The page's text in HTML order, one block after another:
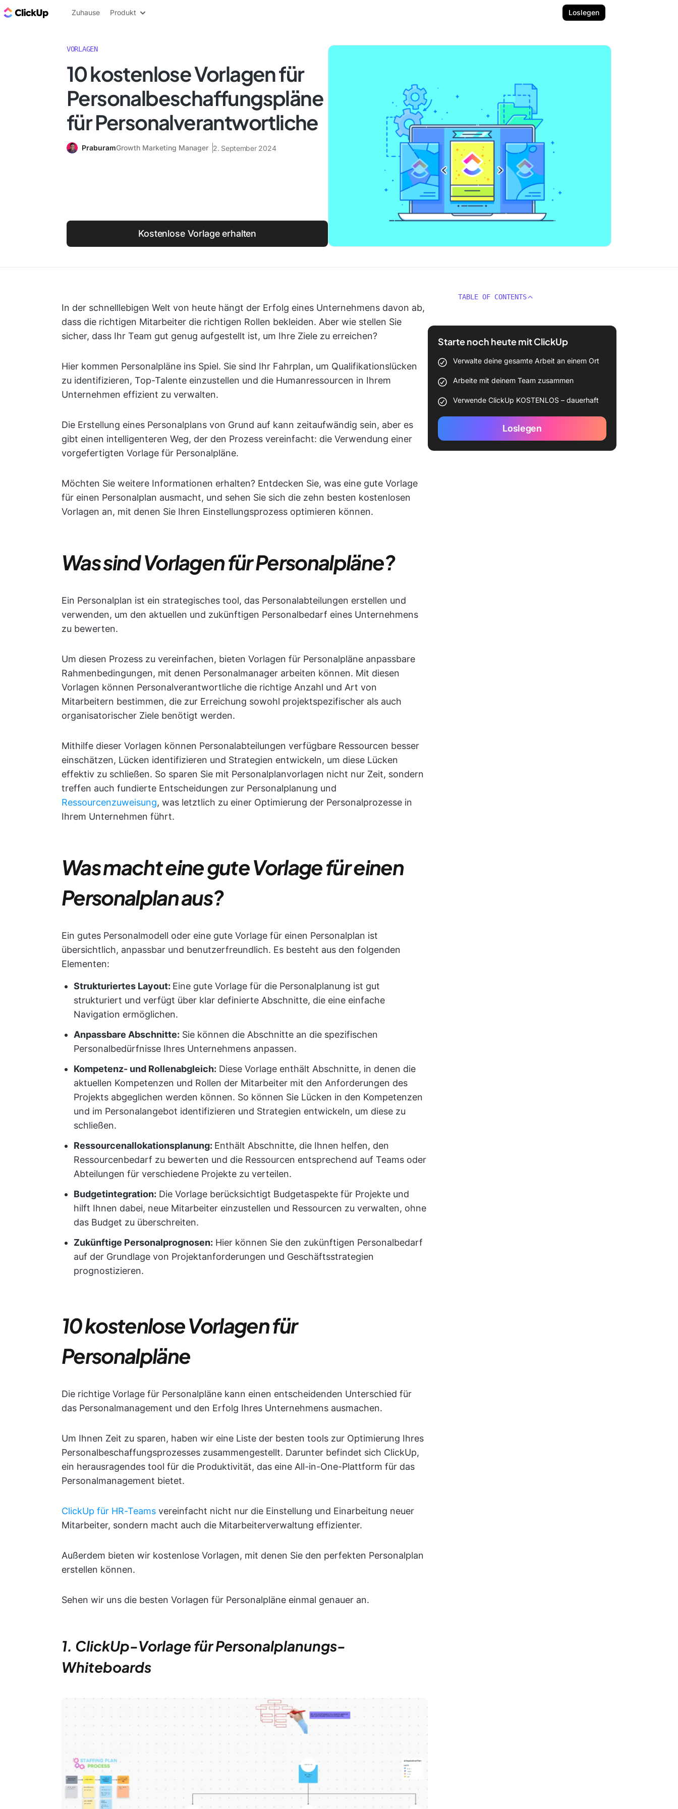
ClickUp Blog
Zuhause Produkt Loslegen
VORLAGEN
10 kostenlose Vorlagen für
Personalbeschaffungspläne
für Personalverantwortliche
PraburamGrowth Marketing Manager 2. September 2024
Kostenlose Vorlage erhalten
In der schnelllebigen Welt von heute hängt der Erfolg eines Unternehmens davon ab,
dass die richtigen Mitarbeiter die richtigen Rollen bekleiden. Aber wie stellen Sie
sicher, dass Ihr Team gut genug aufgestellt ist, um Ihre Ziele zu erreichen?
Hier kommen Personalpläne ins Spiel. Sie sind Ihr Fahrplan, um Qualifikationslücken
zu identifizieren, Top-Talente einzustellen und die Humanressourcen in Ihrem
Unternehmen effizient zu verwalten.
Die Erstellung eines Personalplans von Grund auf kann zeitaufwändig sein, aber es
gibt einen intelligenteren Weg, der den Prozess vereinfacht: die Verwendung einer
vorgefertigten Vorlage für Personalpläne.
Möchten Sie weitere Informationen erhalten? Entdecken Sie, was eine gute Vorlage
für einen Personalplan ausmacht, und sehen Sie sich die zehn besten kostenlosen
Vorlagen an, mit denen Sie Ihren Einstellungsprozess optimieren können.
Was sind Vorlagen für Personalpläne?
Ein Personalplan ist ein strategisches tool, das Personalabteilungen erstellen und
verwenden, um den aktuellen und zukünftigen Personalbedarf eines Unternehmens
zu bewerten.
Um diesen Prozess zu vereinfachen, bieten Vorlagen für Personalpläne anpassbare
Rahmenbedingungen, mit denen Personalmanager arbeiten können. Mit diesen
Vorlagen können Personalverantwortliche die richtige Anzahl und Art von
Mitarbeitern bestimmen, die zur Erreichung sowohl projektspezifischer als auch
organisatorischer Ziele benötigt werden.
Mithilfe dieser Vorlagen können Personalabteilungen verfügbare Ressourcen besser
einschätzen, Lücken identifizieren und Strategien entwickeln, um diese Lücken
effektiv zu schließen. So sparen Sie mit Personalplanvorlagen nicht nur Zeit, sondern
treffen auch fundierte Entscheidungen zur Personalplanung und
Ressourcenzuweisung, was letztlich zu einer Optimierung der Personalprozesse in
Ihrem Unternehmen führt.
Was macht eine gute Vorlage für einen
Personalplan aus?
Ein gutes Personalmodell oder eine gute Vorlage für einen Personalplan ist
übersichtlich, anpassbar und benutzerfreundlich. Es besteht aus den folgenden
Elementen:
Strukturiertes Layout: Eine gute Vorlage für die Personalplanung ist gut
strukturiert und verfügt über klar definierte Abschnitte, die eine einfache
Navigation ermöglichen.
Anpassbare Abschnitte: Sie können die Abschnitte an die spezifischen
Personalbedürfnisse Ihres Unternehmens anpassen.
Kompetenz- und Rollenabgleich: Diese Vorlage enthält Abschnitte, in denen die
aktuellen Kompetenzen und Rollen der Mitarbeiter mit den Anforderungen des
Projekts abgeglichen werden können. So können Sie Lücken in den Kompetenzen
und im Personalangebot identifizieren und Strategien entwickeln, um diese zu
schließen.
Ressourcenallokationsplanung: Enthält Abschnitte, die Ihnen helfen, den
Ressourcenbedarf zu bewerten und die Ressourcen entsprechend auf Teams oder
Abteilungen für verschiedene Projekte zu verteilen.
Budgetintegration: Die Vorlage berücksichtigt Budgetaspekte für Projekte und
hilft Ihnen dabei, neue Mitarbeiter einzustellen und Ressourcen zu verwalten, ohne
das Budget zu überschreiten.
Zukünftige Personalprognosen: Hier können Sie den zukünftigen Personalbedarf
auf der Grundlage von Projektanforderungen und Geschäftsstrategien
prognostizieren.
10 kostenlose Vorlagen für
Personalpläne
Die richtige Vorlage für Personalpläne kann einen entscheidenden Unterschied für
das Personalmanagement und den Erfolg Ihres Unternehmens ausmachen.
Um Ihnen Zeit zu sparen, haben wir eine Liste der besten tools zur Optimierung Ihres
Personalbeschaffungsprozesses zusammengestellt. Darunter befindet sich ClickUp,
ein herausragendes tool für die Produktivität, das eine All-in-One-Plattform für das
Personalmanagement bietet.
ClickUp für HR-Teams vereinfacht nicht nur die Einstellung und Einarbeitung neuer
Mitarbeiter, sondern macht auch die Mitarbeiterverwaltung effizienter.
Außerdem bieten wir kostenlose Vorlagen, mit denen Sie den perfekten Personalplan
erstellen können.
Sehen wir uns die besten Vorlagen für Personalpläne einmal genauer an.
1. ClickUp-Vorlage für Personalplanungs-
Whiteboards
TABLE OF CONTENTS
Starte noch heute mit ClickUp
Verwalte deine gesamte Arbeit an einem Ort
Arbeite mit deinem Team zusammen
Verwende ClickUp KOSTENLOS – dauerhaft
Loslegen